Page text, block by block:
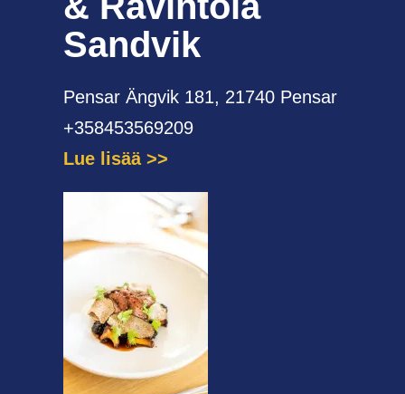
Sandvik
Pensar Ängvik 181, 21740 Pensar
+358453569209
Lue lisää